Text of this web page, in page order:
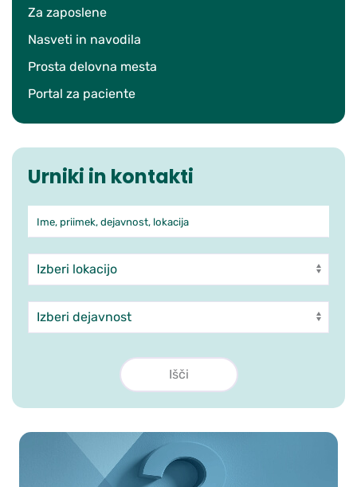
Za zaposlene
Nasveti in navodila
Prosta delovna mesta
Portal za paciente
Urniki in kontakti
Iskanje po ambulantah in
Ime, priimek, dejavnost, lokacija
Enota
Dejavnost